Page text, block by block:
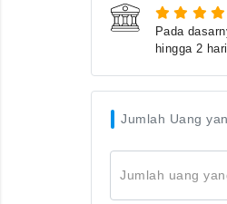
Pada
hingga 2
Jumlah Uang
Jumlah uang